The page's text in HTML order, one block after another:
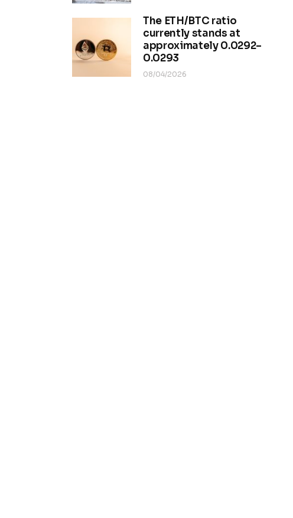
The ETH/BTC ratio
currently stands at
approximately 0.0292–
0.0293
08/04/2026